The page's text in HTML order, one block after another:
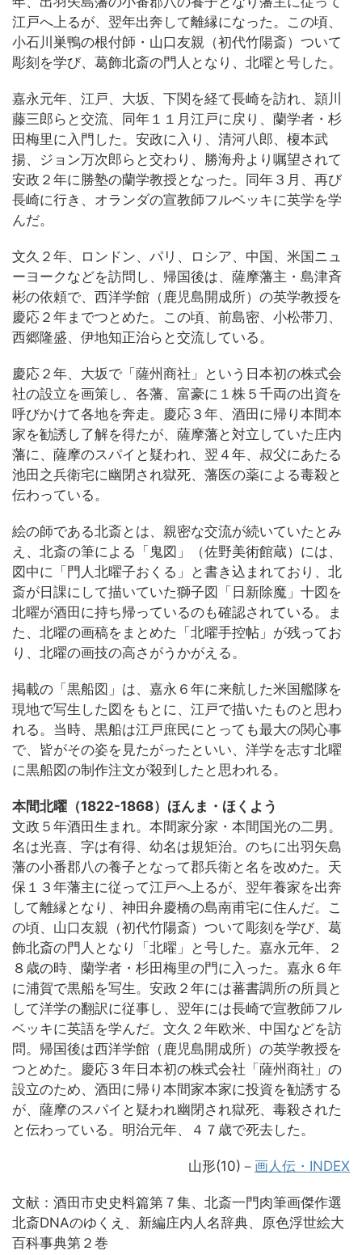
江戸へ上るが、翌年出奔して離縁になった。この頃、
小石川巣鴨の根付師・山口友親（初代竹陽斎）ついて
彫刻を学び、葛飾北斎の門人となり、北曜と号した。
嘉永元年、江戸、大坂、下関を経て長崎を訪れ、頴川
藤三郎らと交流、同年１１月江戸に戻り、蘭学者・杉
田梅里に入門した。安政に入り、清河八郎、榎本武
揚、ジョン万次郎らと交わり、勝海舟より嘱望されて
安政２年に勝塾の蘭学教授となった。同年３月、再び
長崎に行き、オランダの宣教師フルベッキに英学を学
んだ。
文久２年、ロンドン、パリ、ロシア、中国、米国ニュ
ーヨークなどを訪問し、帰国後は、薩摩藩主・島津斉
彬の依頼で、西洋学館（鹿児島開成所）の英学教授を
慶応２年までつとめた。この頃、前島密、小松帯刀、
西郷隆盛、伊地知正治らと交流している。
慶応２年、大坂で「薩州商社」という日本初の株式会
社の設立を画策し、各藩、富豪に１株５千両の出資を
呼びかけて各地を奔走。慶応３年、酒田に帰り本間本
家を勧誘し了解を得たが、薩摩藩と対立していた庄内
藩に、薩摩のスパイと疑われ、翌４年、叔父にあたる
池田之兵衛宅に幽閉され獄死、藩医の薬による毒殺と
伝わっている。
絵の師である北斎とは、親密な交流が続いていたとみ
え、北斎の筆による「鬼図」（佐野美術館蔵）には、
図中に「門人北曜子おくる」と書き込まれており、北
斎が日課にして描いていた獅子図「日新除魔」十図を
北曜が酒田に持ち帰っているのも確認されている。ま
た、北曜の画稿をまとめた「北曜手控帖」が残ってお
り、北曜の画技の高さがうかがえる。
掲載の「黒船図」は、嘉永６年に来航した米国艦隊を
現地で写生した図をもとに、江戸で描いたものと思わ
れる。当時、黒船は江戸庶民にとっても最大の関心事
で、皆がその姿を見たがったといい、洋学を志す北曜
に黒船図の制作注文が殺到したと思われる。
本間北曜（1822-1868）ほんま・ほくよう
文政５年酒田生まれ。本間家分家・本間国光の二男。
名は光喜、字は有得、幼名は規矩治。のちに出羽矢島
藩の小番郡八の養子となって郡兵衛と名を改めた。天
保１３年藩主に従って江戸へ上るが、翌年養家を出奔
して離縁となり、神田弁慶橋の島南甫宅に住んだ。こ
の頃、山口友親（初代竹陽斎）ついて彫刻を学び、葛
飾北斎の門人となり「北曜」と号した。嘉永元年、２
８歳の時、蘭学者・杉田梅里の門に入った。嘉永６年
に浦賀で黒船を写生。安政２年には蕃書調所の所員と
して洋学の翻訳に従事し、翌年には長崎で宣教師フル
ベッキに英語を学んだ。文久２年欧米、中国などを訪
問。帰国後は西洋学館（鹿児島開成所）の英学教授を
つとめた。慶応３年日本初の株式会社「薩州商社」の
設立のため、酒田に帰り本間家本家に投資を勧誘する
が、薩摩のスパイと疑われ幽閉され獄死、毒殺された
と伝わっている。明治元年、４７歳で死去した。
山形(10)－ 画人伝・INDEX
文献：酒田市史史料篇第７集、北斎一門肉筆画傑作選
北斎DNAのゆくえ、新編庄内人名辞典、原色浮世絵大
百科事典第２巻